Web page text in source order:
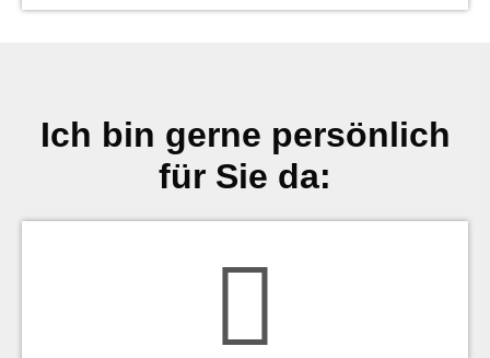
Ich bin gerne persönlich
für Sie da: